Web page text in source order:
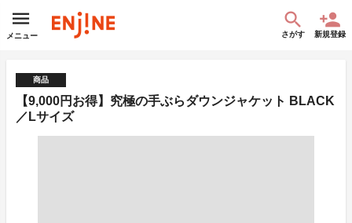
メニュー さがす 新規登録
商品
【9,000円お得】究極の手ぶらダウンジャケット BLACK
／Lサイズ